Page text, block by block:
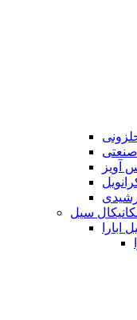
سیل